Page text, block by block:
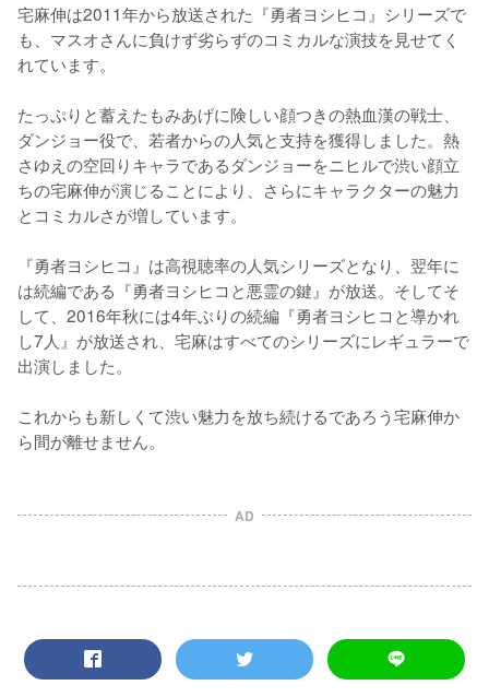
宅麻伸は2011年から放送された『勇者ヨシヒコ』シリーズで
も、マスオさんに負けず劣らずのコミカルな演技を見せてく
れています。
たっぷりと蓄えたもみあげに険しい顔つきの熱血漢の戦士、
ダンジョー役で、若者からの人気と支持を獲得しました。熱
さゆえの空回りキャラであるダンジョーをニヒルで渋い顔立
ちの宅麻伸が演じることにより、さらにキャラクターの魅力
とコミカルさが増しています。
『勇者ヨシヒコ』は高視聴率の人気シリーズとなり、翌年に
は続編である『勇者ヨシヒコと悪霊の鍵』が放送。そしてそ
して、2016年秋には4年ぶりの続編『勇者ヨシヒコと導かれ
し7人』が放送され、宅麻はすべてのシリーズにレギュラーで
出演しました。
これからも新しくて渋い魅力を放ち続けるであろう宅麻伸か
ら間が離せません。
AD